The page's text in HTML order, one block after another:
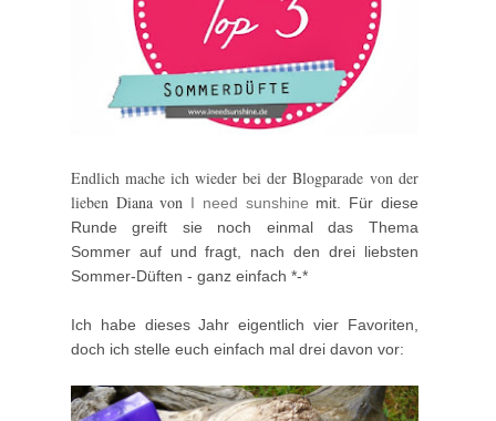
Endlich mache ich wieder bei der Blogparade von der
lieben Diana von I need sunshine mit. Für diese
Runde greift sie noch einmal das Thema
Sommer auf und fragt, nach den drei liebsten
Sommer-Düften - ganz einfach *-*
Ich habe dieses Jahr eigentlich vier Favoriten,
doch ich stelle euch einfach mal drei davon vor: